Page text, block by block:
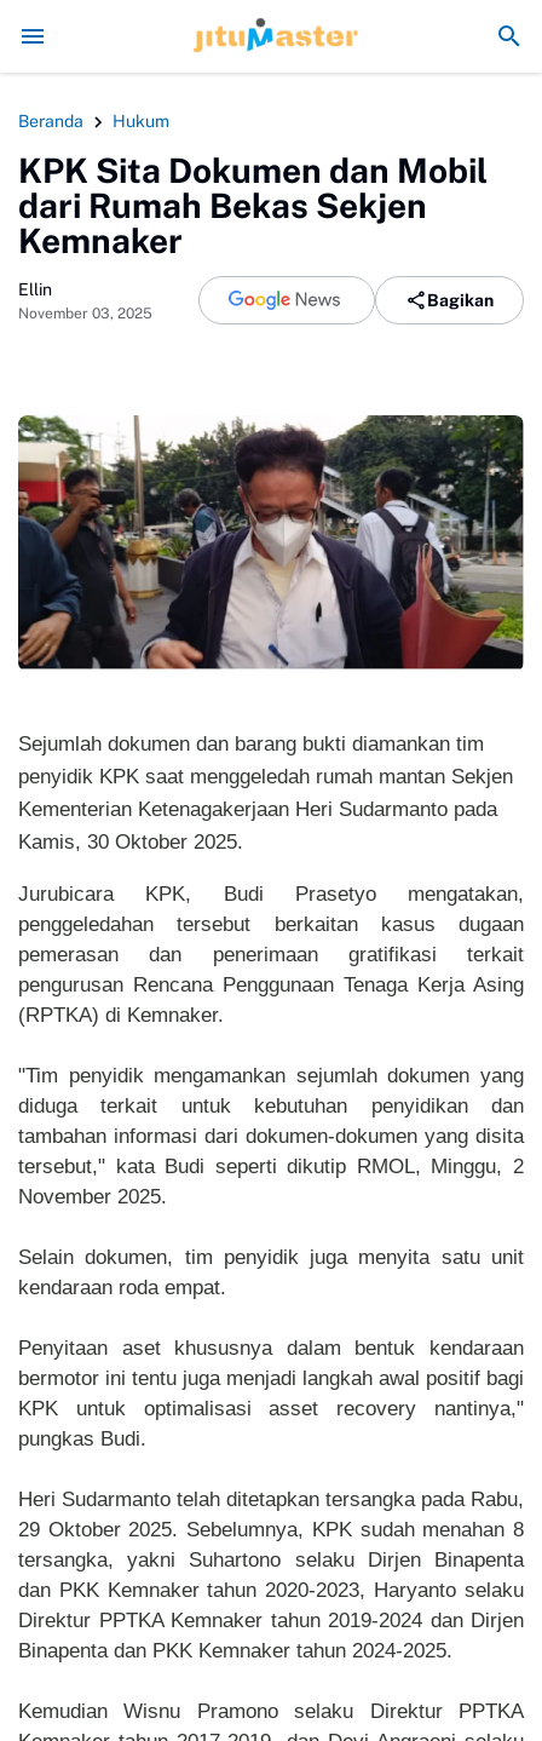
Era Jokowi seperti Sengaja Rusak Alam Sumatra Energi
Beranda Hukum
KPK Sita Dokumen dan Mobil
dari Rumah Bekas Sekjen
Kemnaker
Ellin
November 03, 2025
Bagikan
Sejumlah dokumen dan barang bukti diamankan tim
penyidik KPK saat menggeledah rumah mantan Sekjen
Kementerian Ketenagakerjaan Heri Sudarmanto pada
Kamis, 30 Oktober 2025.
Jurubicara KPK, Budi Prasetyo mengatakan,
penggeledahan tersebut berkaitan kasus dugaan
pemerasan dan penerimaan gratifikasi terkait
pengurusan Rencana Penggunaan Tenaga Kerja Asing
(RPTKA) di Kemnaker.
"Tim penyidik mengamankan sejumlah dokumen yang
diduga terkait untuk kebutuhan penyidikan dan
tambahan informasi dari dokumen-dokumen yang disita
tersebut," kata Budi seperti dikutip RMOL, Minggu, 2
November 2025.
Selain dokumen, tim penyidik juga menyita satu unit
kendaraan roda empat.
Penyitaan aset khususnya dalam bentuk kendaraan
bermotor ini tentu juga menjadi langkah awal positif bagi
KPK untuk optimalisasi asset recovery nantinya,"
pungkas Budi.
Heri Sudarmanto telah ditetapkan tersangka pada Rabu,
29 Oktober 2025. Sebelumnya, KPK sudah menahan 8
tersangka, yakni Suhartono selaku Dirjen Binapenta
dan PKK Kemnaker tahun 2020-2023, Haryanto selaku
Direktur PPTKA Kemnaker tahun 2019-2024 dan Dirjen
Binapenta dan PKK Kemnaker tahun 2024-2025.
Kemudian Wisnu Pramono selaku Direktur PPTKA